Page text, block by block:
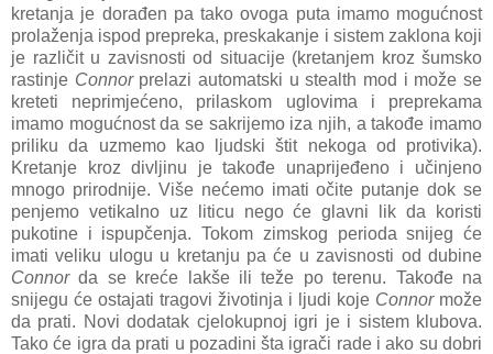
kretanja je dorađen pa tako ovoga puta imamo mogućnost
prolaženja ispod prepreka, preskakanje i sistem zaklona koji
je različit u zavisnosti od situacije (kretanjem kroz šumsko
rastinje Connorprelazi automatski u stealth mod i može se
kreteti neprimjećeno, prilaskom uglovima i preprekama
imamo mogućnost da se sakrijemo iza njih, a takođe imamo
priliku da uzmemo kao ljudski štit nekoga od protivika).
Kretanje kroz divljinu je takođe unaprijeđeno i učinjeno
mnogo prirodnije. Više nećemo imati očite putanje dok se
penjemo vetikalno uz liticu nego će glavni lik da koristi
pukotine i ispupčenja. Tokom zimskog perioda snijeg će
imati veliku ulogu u kretanju pa će u zavisnosti od dubine
Connorda se kreće lakše ili teže po terenu. Takođe na
snijegu će ostajati tragovi životinja i ljudi koje Connormože
da prati. Novi dodatak cjelokupnoj igri je i sistem klubova.
Tako će igra da prati u pozadini šta igrači rade i ako su dobri